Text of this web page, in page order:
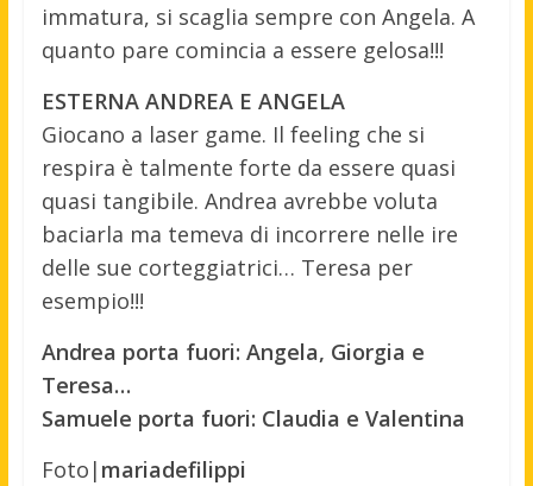
immatura, si scaglia sempre con Angela. A
quanto pare comincia a essere gelosa!!!
ESTERNA ANDREA E ANGELA
Giocano a laser game. Il feeling che si
respira è talmente forte da essere quasi
quasi tangibile. Andrea avrebbe voluta
baciarla ma temeva di incorrere nelle ire
delle sue corteggiatrici… Teresa per
esempio!!!
Andrea porta fuori: Angela, Giorgia e
Teresa…
Samuele porta fuori: Claudia e Valentina
Foto| mariadefilippi